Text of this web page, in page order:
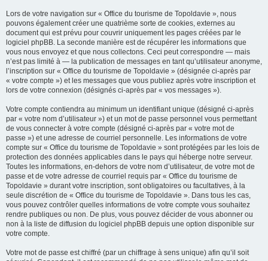
Lors de votre navigation sur « Office du tourisme de Topoldavie », nous
pouvons également créer une quatrième sorte de cookies, externes au
document qui est prévu pour couvrir uniquement les pages créées par le
logiciel phpBB. La seconde manière est de récupérer les informations que
vous nous envoyez et que nous collectons. Ceci peut correspondre — mais
n’est pas limité à — la publication de messages en tant qu’utilisateur anonyme,
l’inscription sur « Office du tourisme de Topoldavie » (désignée ci-après par
« votre compte ») et les messages que vous publiez après votre inscription et
lors de votre connexion (désignés ci-après par « vos messages »).
Votre compte contiendra au minimum un identifiant unique (désigné ci-après
par « votre nom d’utilisateur ») et un mot de passe personnel vous permettant
de vous connecter à votre compte (désigné ci-après par « votre mot de
passe ») et une adresse de courriel personnelle. Les informations de votre
compte sur « Office du tourisme de Topoldavie » sont protégées par les lois de
protection des données applicables dans le pays qui héberge notre serveur.
Toutes les informations, en-dehors de votre nom d’utilisateur, de votre mot de
passe et de votre adresse de courriel requis par « Office du tourisme de
Topoldavie » durant votre inscription, sont obligatoires ou facultatives, à la
seule discrétion de « Office du tourisme de Topoldavie ». Dans tous les cas,
vous pouvez contrôler quelles informations de votre compte vous souhaitez
rendre publiques ou non. De plus, vous pouvez décider de vous abonner ou
non à la liste de diffusion du logiciel phpBB depuis une option disponible sur
votre compte.
Votre mot de passe est chiffré (par un chiffrage à sens unique) afin qu’il soit